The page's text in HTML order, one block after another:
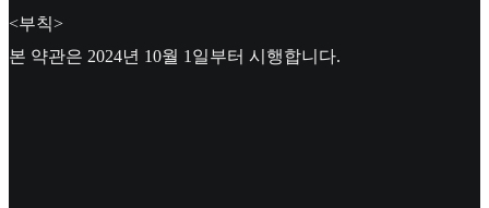
<부칙>
본 약관은 2024년 10월 1일부터 시행합니다.